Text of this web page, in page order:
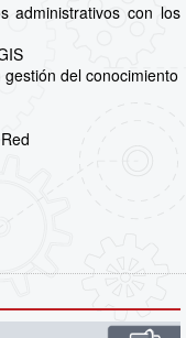
con los
del conocimiento